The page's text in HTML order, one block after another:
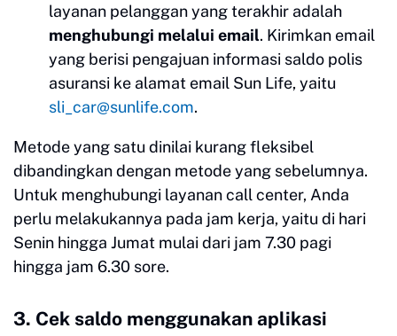
layanan pelanggan yang terakhir adalah
menghubungi melalui email. Kirimkan email
yang berisi pengajuan informasi saldo polis
asuransi ke alamat email Sun Life, yaitu
sli_car@sunlife.com.
Metode yang satu dinilai kurang fleksibel
dibandingkan dengan metode yang sebelumnya.
Untuk menghubungi layanan call center, Anda
perlu melakukannya pada jam kerja, yaitu di hari
Senin hingga Jumat mulai dari jam 7.30 pagi
hingga jam 6.30 sore.
3. Cek saldo menggunakan aplikasi